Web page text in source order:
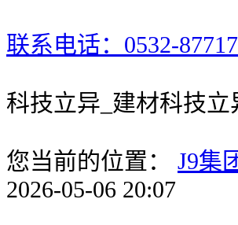
联系电话：0532-
科技立异_建材科技
您当前的位置： J9集
2026-05-06 20:07